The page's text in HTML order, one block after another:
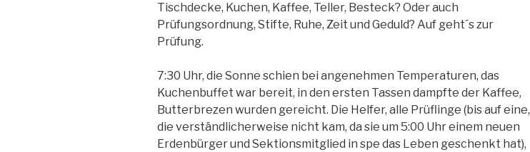
Tischdecke, Kuchen, Kaffee, Teller, Besteck? Oder auch
Prüfungsordnung, Stifte, Ruhe, Zeit und Geduld? Auf geht´s zur
Prüfung.
7:30 Uhr, die Sonne schien bei angenehmen Temperaturen, das
Kuchenbuffet war bereit, in den ersten Tassen dampfte der Kaffee,
Butterbrezen wurden gereicht. Die Helfer, alle Prüflinge (bis auf eine,
die verständlicherweise nicht kam, da sie um 5:00 Uhr einem neuen
Erdenbürger und Sektionsmitglied in spe das Leben geschenkt hat),